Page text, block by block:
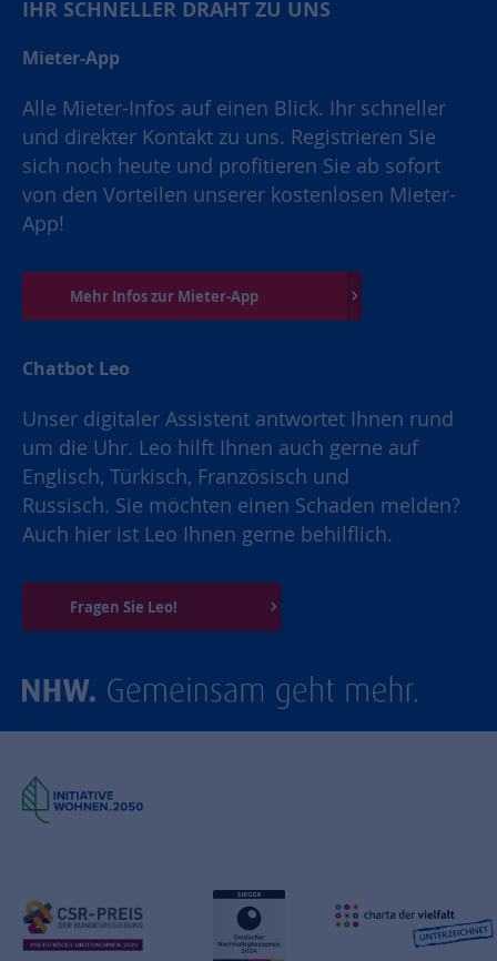
IHR SCHNELLER DRAHT ZU UNS
Mieter-App
Alle Mieter-Infos auf einen Blick. Ihr schneller
und direkter Kontakt zu uns. Registrieren Sie
sich noch heute und profitieren Sie ab sofort
von den Vorteilen unserer kostenlosen Mieter-
App!
Mehr Infos zur Mieter-App
Chatbot Leo
Unser digitaler Assistent antwortet Ihnen rund
um die Uhr. Leo hilft Ihnen auch gerne auf
Englisch, Türkisch, Französisch und
Russisch. Sie möchten einen Schaden melden?
Auch hier ist Leo Ihnen gerne behilflich.
Fragen Sie Leo!